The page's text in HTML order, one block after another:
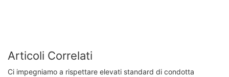
Articoli Correlati
Ci impegniamo a rispettare elevati standard di condotta